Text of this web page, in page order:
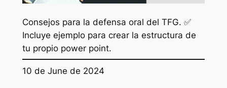
Consejos para la defensa oral del TFG. ✅
Incluye ejemplo para crear la estructura de
tu propio power point.
10 de June de 2024